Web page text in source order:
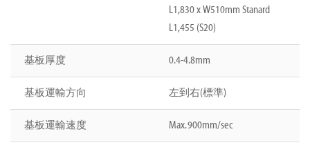
L1,830 x W510mm Stanard
L1,455 (S20)
基板厚度 0.4-4.8mm
基板運輸方向 左到右(標準)
基板運輸速度 Max. 900mm/sec